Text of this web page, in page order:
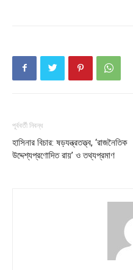
পূর্ববর্তী নিবন্ধ
হাসিনার বিচার: ষড়যন্ত্রতত্ত্ব, ‘রাজনৈতিক
উদ্দেশ্যপ্রণোদিত রায়’ ও তথ্যপ্রমাণ